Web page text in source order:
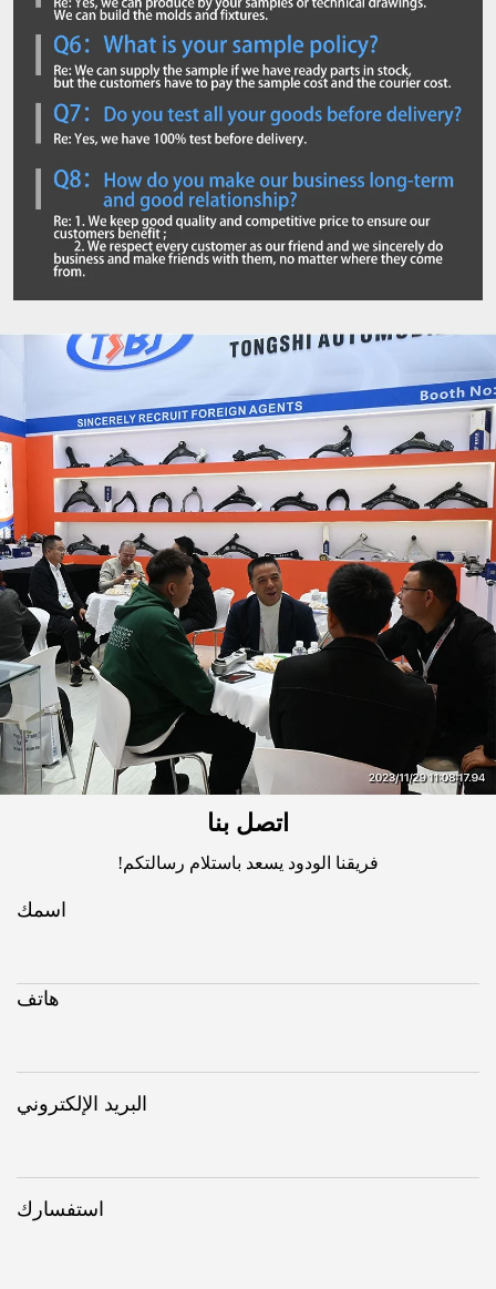
اتصل بنا
فريقنا الودود يسعد باستلام رسالتكم!
اسمك
هاتف
البريد الإلكتروني
استفسارك